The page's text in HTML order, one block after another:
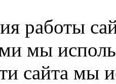
работы
мы
сайта мы